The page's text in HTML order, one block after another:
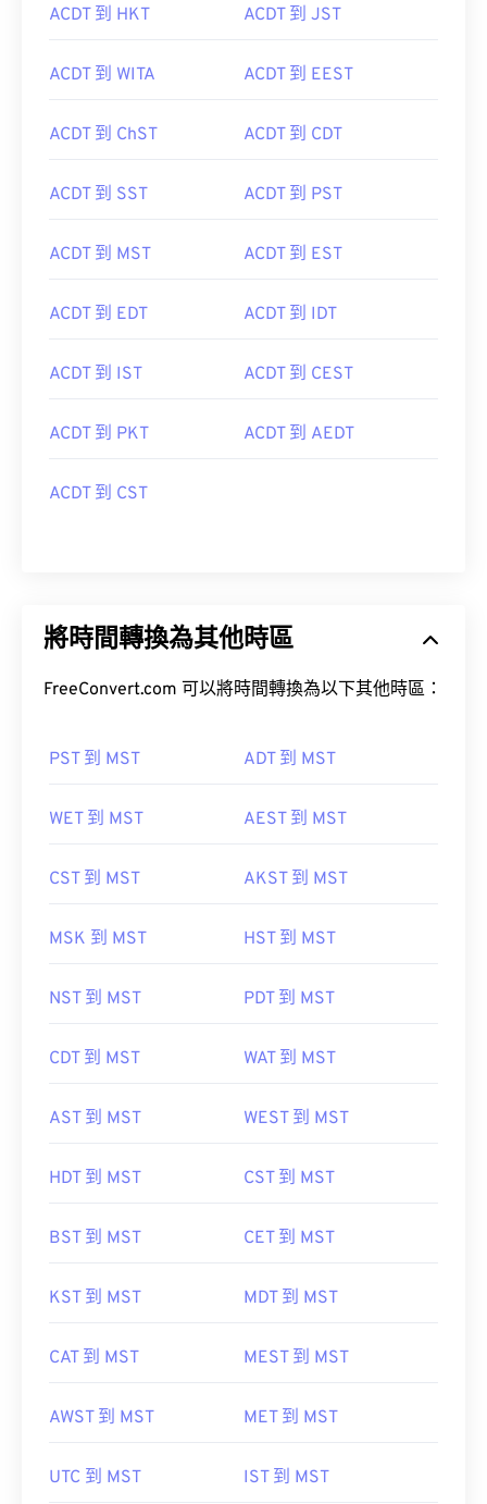
ACDT 到 HKT ACDT 到 JST
ACDT 到 WITA ACDT 到 EEST
ACDT 到 ChST ACDT 到 CDT
ACDT 到 SST ACDT 到 PST
ACDT 到 MST ACDT 到 EST
ACDT 到 EDT ACDT 到 IDT
ACDT 到 IST ACDT 到 CEST
ACDT 到 PKT ACDT 到 AEDT
ACDT 到 CST
將時間轉換為其他時區
FreeConvert.com 可以將時間轉換為以下其他時區：
PST 到 MST ADT 到 MST
WET 到 MST AEST 到 MST
CST 到 MST AKST 到 MST
MSK 到 MST HST 到 MST
NST 到 MST PDT 到 MST
CDT 到 MST WAT 到 MST
AST 到 MST WEST 到 MST
HDT 到 MST CST 到 MST
BST 到 MST CET 到 MST
KST 到 MST MDT 到 MST
CAT 到 MST MEST 到 MST
AWST 到 MST MET 到 MST
UTC 到 MST IST 到 MST